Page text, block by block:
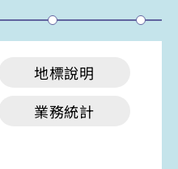
地標說明
業務統計